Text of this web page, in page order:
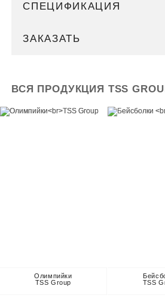
СПЕЦИФИКАЦИЯ
ЗАКАЗАТЬ
ВСЯ ПРОДУКЦИЯ TSS
Олимпийки
TSS Group
TSS